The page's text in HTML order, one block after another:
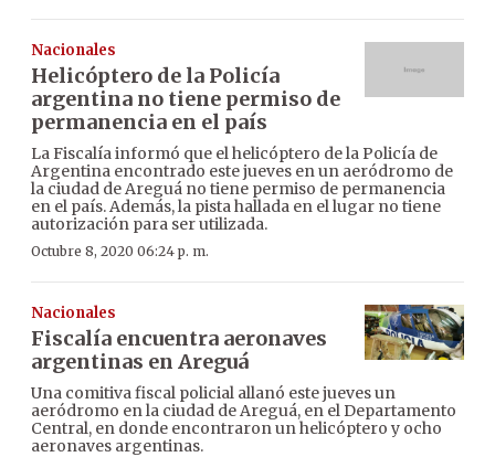
Nacionales
Helicóptero de la Policía
argentina no tiene permiso de
permanencia en el país
La Fiscalía informó que el helicóptero de la Policía de
Argentina encontrado este jueves en un aeródromo de
la ciudad de Areguá no tiene permiso de permanencia
en el país. Además, la pista hallada en el lugar no tiene
autorización para ser utilizada.
Octubre 8, 2020 06:24 p. m.
Nacionales
Fiscalía encuentra aeronaves
argentinas en Areguá
Una comitiva fiscal policial allanó este jueves un
aeródromo en la ciudad de Areguá, en el Departamento
Central, en donde encontraron un helicóptero y ocho
aeronaves argentinas.